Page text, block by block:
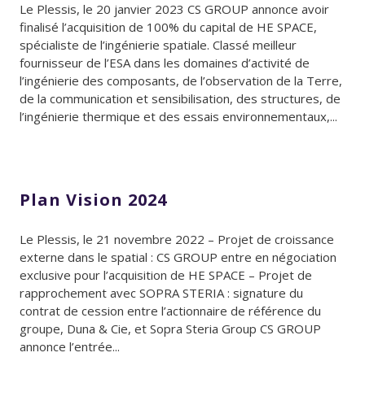
Le Plessis, le 20 janvier 2023 CS GROUP annonce avoir
finalisé l’acquisition de 100% du capital de HE SPACE,
spécialiste de l’ingénierie spatiale. Classé meilleur
fournisseur de l’ESA dans les domaines d’activité de
l’ingénierie des composants, de l’observation de la Terre,
de la communication et sensibilisation, des structures, de
l’ingénierie thermique et des essais environnementaux,...
Plan Vision 2024
Le Plessis, le 21 novembre 2022 – Projet de croissance
externe dans le spatial : CS GROUP entre en négociation
exclusive pour l’acquisition de HE SPACE – Projet de
rapprochement avec SOPRA STERIA : signature du
contrat de cession entre l’actionnaire de référence du
groupe, Duna & Cie, et Sopra Steria Group CS GROUP
annonce l’entrée...